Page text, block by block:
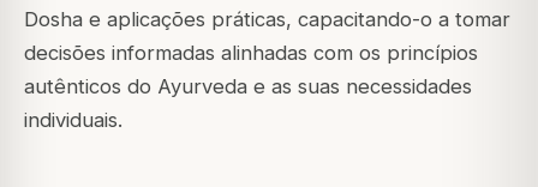
Dosha e aplicações práticas, capacitando-o a tomar
decisões informadas alinhadas com os princípios
autênticos do Ayurveda e as suas necessidades
individuais.